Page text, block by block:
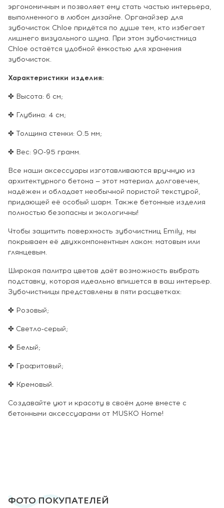
эргономичным и позволяет ему стать частью интерьера,
выполненного в любом дизайне. Органайзер для
зубочисток Chloe придётся по душе тем, кто избегает
лишнего визуального шума. При этом зубочистница
Chloe остаётся удобной ёмкостью для хранения
зубочисток.
Характеристики изделия:
✤ Высота: 6 см;
✤ Глубина: 4 см;
✤ Толщина стенки: 0.5 мм;
✤ Вес: 90-95 грамм.
Все наши аксессуары изготавливаются вручную из
архитектурного бетона — этот материал долговечен,
надёжен и обладает необычной пористой текстурой,
придающей её особый шарм. Также бетонные изделия
полностью безопасны и экологичны!
Чтобы защитить поверхность зубочистниц Emily, мы
покрываем её двухкомпонентным лаком: матовым или
глянцевым.
Широкая палитра цветов даёт возможность выбрать
подставку, которая идеально впишется в ваш интерьер.
Зубочистницы представлены в пяти расцветках:
✤ Розовый;
✤ Светло-серый;
✤ Белый;
✤ Графитовый;
✤ Кремовый.
Создавайте уют и красоту в своём доме вместе с
бетонными аксессуарами от MUSKO Home!
ФОТО ПОКУПАТЕЛЕЙ